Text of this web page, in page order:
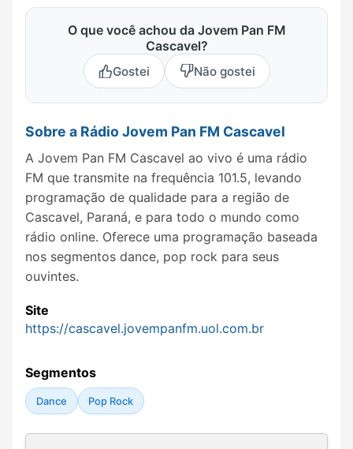
O que você achou da Jovem Pan FM
Cascavel?
Gostei Não gostei
Sobre a Rádio Jovem Pan FM Cascavel
A Jovem Pan FM Cascavel ao vivo é uma rádio
FM que transmite na frequência 101.5, levando
programação de qualidade para a região de
Cascavel, Paraná, e para todo o mundo como
rádio online. Oferece uma programação baseada
nos segmentos dance, pop rock para seus
ouvintes.
Site
https://cascavel.jovempanfm.uol.com.br
Segmentos
Dance Pop Rock